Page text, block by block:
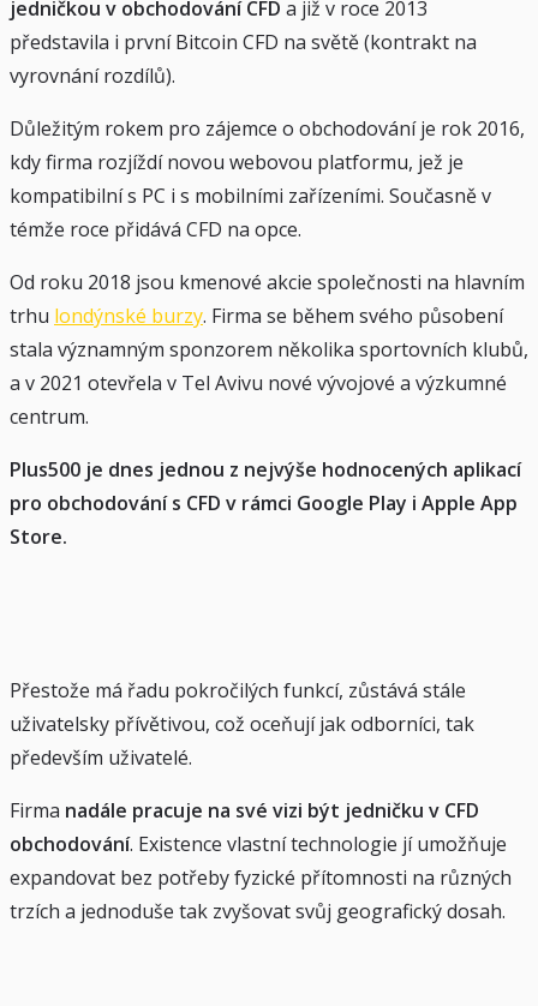
jedničkou v obchodování CFD a již v roce 2013
představila i první Bitcoin CFD na světě (kontrakt na
vyrovnání rozdílů).
Důležitým rokem pro zájemce o obchodování je rok 2016,
kdy firma rozjíždí novou webovou platformu, jež je
kompatibilní s PC i s mobilními zařízeními. Současně v
témže roce přidává CFD na opce.
Od roku 2018 jsou kmenové akcie společnosti na hlavním
trhu londýnské burzy. Firma se během svého působení
stala významným sponzorem několika sportovních klubů,
a v 2021 otevřela v Tel Avivu nové vývojové a výzkumné
centrum.
Plus500 je dnes jednou z nejvýše hodnocených aplikací
pro obchodování s CFD v rámci Google Play i Apple App
Store.
Přestože má řadu pokročilých funkcí, zůstává stále
uživatelsky přívětivou, což oceňují jak odborníci, tak
především uživatelé.
Firma nadále pracuje na své vizi být jedničku v CFD
obchodování. Existence vlastní technologie jí umožňuje
expandovat bez potřeby fyzické přítomnosti na různých
trzích a jednoduše tak zvyšovat svůj geografický dosah.